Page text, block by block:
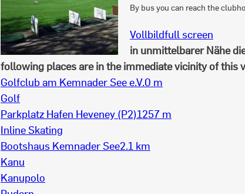
By bus you can reach the
Vollbildfull screen
in unmittelbarer Nähe
following places are in the immediate vicinity of this
Golfclub am Kemnader See e.V.0 m
Golf
Parkplatz Hafen Heveney (P2)1257 m
Inline Skating
Bootshaus Kemnader See2.1 km
Kanu
Kanupolo